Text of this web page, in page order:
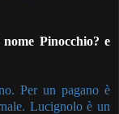
Pinocchio? e
Per un pagano è
Lucignolo è un